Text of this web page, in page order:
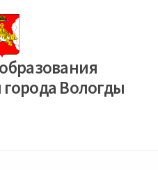
Вологды